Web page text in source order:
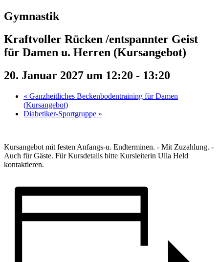
Gymnastik
Kraftvoller Rücken /entspannter Geist
für Damen u. Herren (Kursangebot)
20. Januar 2027 um 12:20 - 13:20
« Ganzheitliches Beckenbodentraining für Damen
(Kursangebot)
Diabetiker-Sportgruppe »
Kursangebot mit festen Anfangs-u. Endterminen. - Mit Zuzahlung. -
Auch für Gäste. Für Kursdetails bitte Kursleiterin Ulla Held
kontaktieren.